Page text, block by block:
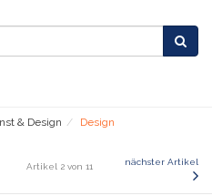
& Design Design
Artikel 2 von 11 nächster Artikel